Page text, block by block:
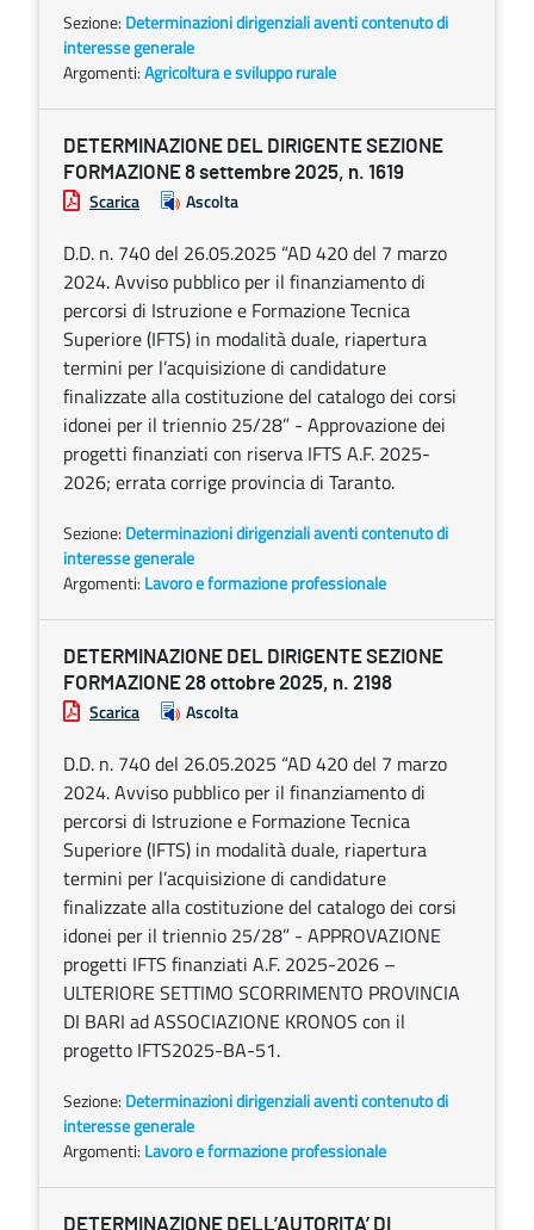
Sezione: Determinazioni dirigenziali aventi contenuto di
interesse generale
Argomenti:Agricoltura e sviluppo rurale
DETERMINAZIONE DEL DIRIGENTE SEZIONE
FORMAZIONE 8 settembre 2025, n. 1619
Scarica Ascolta
D.D. n. 740 del 26.05.2025 “AD 420 del 7 marzo
2024. Avviso pubblico per il finanziamento di
percorsi di Istruzione e Formazione Tecnica
Superiore (IFTS) in modalità duale, riapertura
termini per l’acquisizione di candidature
finalizzate alla costituzione del catalogo dei corsi
idonei per il triennio 25/28” - Approvazione dei
progetti finanziati con riserva IFTS A.F. 2025-
2026; errata corrige provincia di Taranto.
Sezione: Determinazioni dirigenziali aventi contenuto di
interesse generale
Argomenti: Lavoro e formazione professionale
DETERMINAZIONE DEL DIRIGENTE SEZIONE
FORMAZIONE 28 ottobre 2025, n. 2198
Scarica Ascolta
D.D. n. 740 del 26.05.2025 “AD 420 del 7 marzo
2024. Avviso pubblico per il finanziamento di
percorsi di Istruzione e Formazione Tecnica
Superiore (IFTS) in modalità duale, riapertura
termini per l’acquisizione di candidature
finalizzate alla costituzione del catalogo dei corsi
idonei per il triennio 25/28” - APPROVAZIONE
progetti IFTS finanziati A.F. 2025-2026 –
ULTERIORE SETTIMO SCORRIMENTO PROVINCIA
DI BARI ad ASSOCIAZIONE KRONOS con il
progetto IFTS2025-BA-51.
Sezione: Determinazioni dirigenziali aventi contenuto di
interesse generale
Argomenti: Lavoro e formazione professionale
DETERMINAZIONE DELL’AUTORITA’ DI